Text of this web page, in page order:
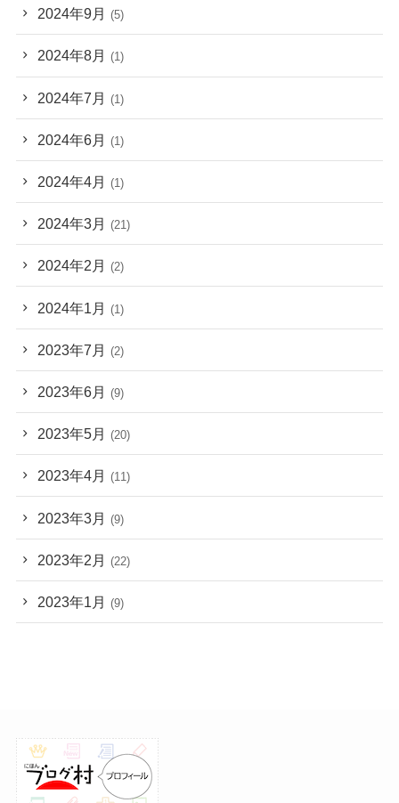
2024年9月 (5)
2024年8月 (1)
2024年7月 (1)
2024年6月 (1)
2024年4月 (1)
2024年3月 (21)
2024年2月 (2)
2024年1月 (1)
2023年7月 (2)
2023年6月 (9)
2023年5月 (20)
2023年4月 (11)
2023年3月 (9)
2023年2月 (22)
2023年1月 (9)